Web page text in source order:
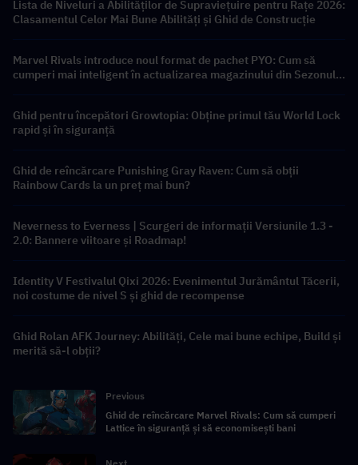
Lista de Niveluri a Abilităților de Supraviețuire pentru Rațe 2026:
Clasamentul Celor Mai Bune Abilități și Ghid de Construcție
Marvel Rivals introduce noul format de pachet PYO: Cum să
cumperi mai inteligent în actualizarea magazinului din Sezonul
Ghid pentru începători Growtopia: Obține primul tău World Lock
rapid și în siguranță
Ghid de reîncărcare Punishing Gray Raven: Cum să obții
Rainbow Cards la un preț mai bun?
Neverness to Everness | Scurgeri de informații Versiunile 1.3 -
2.0: Bannere viitoare și Roadmap!
Identity V Festivalul Qixi 2026: Evenimentul Jurământul Tăcerii,
noi costume de nivel S și ghid de recompense
Ghid Rolan AFK Journey: Abilități, Cele mai bune echipe, Build și
merită să-l obții?
Previous
Ghid de reîncărcare Marvel Rivals: Cum să cumperi
Lattice în siguranță și să economisești bani